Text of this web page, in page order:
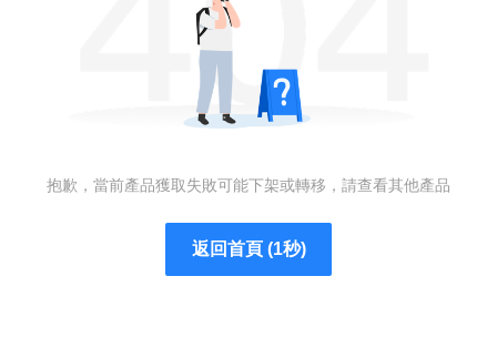
抱歉，當前產品獲取失敗可能下架或轉移，請查看其他產品
返回首頁 (1秒)